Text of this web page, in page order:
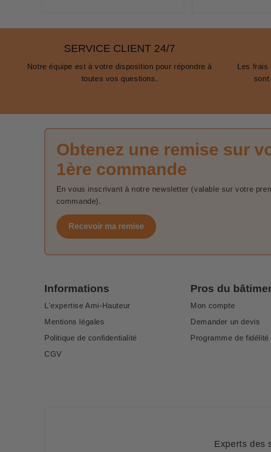
SERVICE CLIENT 24/7
Notre équipe est à votre disposition pour répondre à
toutes vos questions.
Les frais
sont
Obtenez une remise sur
1ère commande
En vous inscrivant à notre newsletter (valable sur votre
commande).
Recevoir ma remise
Informations
L'expertise Ami-Hauteur
Mentions légales
Politique de confidentialité
CGV
Pros du
Mon compte
Demander un devis
Programme de
Experts des